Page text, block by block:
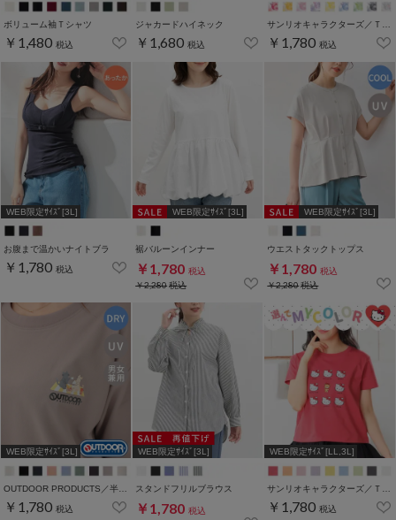
ボリューム袖Ｔシャツ
￥1,480 税込
ジャカードハイネック
￥1,680 税込 ￥1,780 税込
WEB限定ｻｲｽﾞ[3L]
お腹まで温かいナイトブラ
￥1,780 税込
WEB限定ｻｲｽﾞ[3L]
裾バルーンインナー
￥1,780 税込
￥2,280税込
WEB限定ｻｲｽﾞ[3L]
ウエストタックトップス
￥1,780 税込
￥2,280税込
WEB限定ｻｲｽﾞ[3L]
￥1,780 税込
WEB限定ｻｲｽﾞ[3L]
スタンドフリルブラウス
￥1,780 税込
WEB限定ｻｲｽﾞ[LL,3L]
￥1,780 税込